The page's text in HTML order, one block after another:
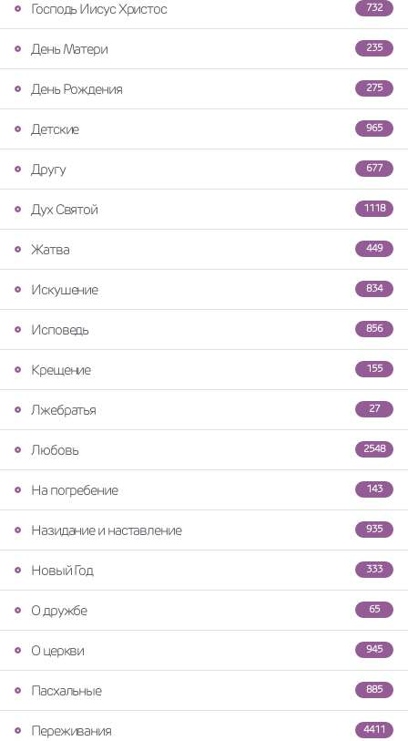
732
Господь Иисус Христос
235
День Матери
275
День Рождения
965
Детские
677
Другу
1118
Дух Святой
449
Жатва
834
Искушение
856
Исповедь
155
Крещение
27
Лжебратья
2548
Любовь
143
На погребение
935
Назидание и наставление
333
Новый Год
65
О дружбе
945
О церкви
885
Пасхальные
4411
Переживания